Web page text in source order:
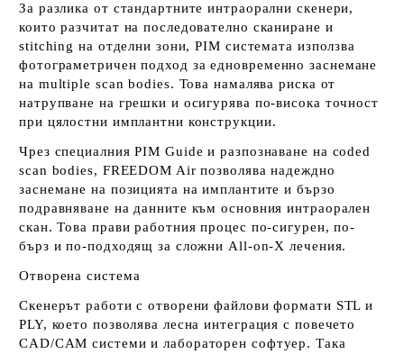
За разлика от стандартните интраорални скенери,
които разчитат на последователно сканиране и
stitching на отделни зони, PIM системата използва
фотограметриченподход за едновременно заснемане
на multiple scan bodies. Това намалява риска от
натрупване на грешки и осигурява по-висока точност
при цялостни имплантни конструкции.
Чрез специалния PIM Guide и разпознаване на coded
scan bodies, FREEDOM Air позволява надеждно
заснемане на позицията на имплантите и бързо
подравняване на данните към основния интраорален
скан. Това прави работния процес по-сигурен, по-
бърз и по-подходящ за сложни All-on-X лечения.
Отворена система
Скенерът работи с отворени файлови формати STL и
PLY, което позволява лесна интеграция с повечето
CAD/CAM системи и лабораторен софтуер. Така